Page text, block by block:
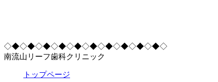
◇◆◇◆◇◆◇◆◇◆◇◆◇◆◇◆◇◆◇◆◇
南流山リーフ歯科クリニック
トップページ